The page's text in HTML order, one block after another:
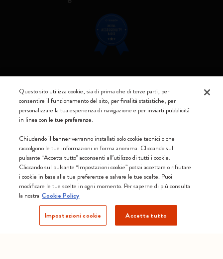
Resta connesso
Accettiamo
Moleskine srl a socio unico - Via Bergognone, 34 – 20144 Milano -
Italia - P. IVA / CCIAA n. 07234480965 - REA MI 1945400 - Cap.
Soc. €2.181.513,42
Questo sito utilizza cookie, sia di prima che di terze parti, per
consentire il funzionamento del sito, per finalità statistiche, per
personalizzare la tua esperienza di navigazione e per inviarti pubblicità
in linea con le tue preferenze.
Chiudendo il banner verranno installati solo cookie tecnici o che
raccolgono le tue informazioni in forma anonima. Cliccando sul
pulsante “Accetta tutto” acconsenti all’utilizzo di tutti i cookie.
Cliccando sul pulsante “Impostazioni cookie” potrai accettare o rifiutare
i cookie in base alle tue preferenze e salvare le tue scelte. Puoi
modificare le tue scelte in ogni momento. Per saperne di più consulta
la nostra Cookie Policy
Impostazioni cookie Accetta tutto